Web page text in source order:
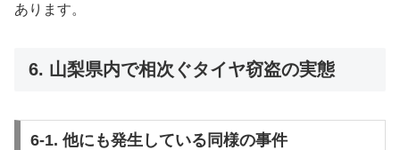
あります。
6. 山梨県内で相次ぐタイヤ窃盗の実態
6-1. 他にも発生している同様の事件